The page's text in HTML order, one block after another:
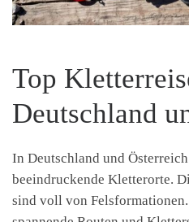
Top
Deutschland
In Deutschland und
beeindruckende Kletterorte.
sind voll von